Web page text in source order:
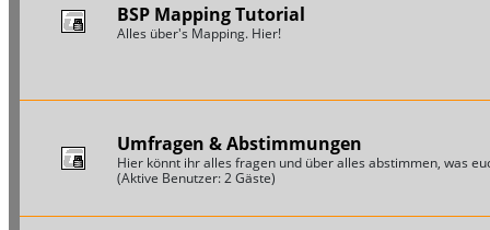
BSP Mapping Tutorial
Alles über's Mapping. Hier!
Umfragen & Abstimmungen
Hier könnt ihr alles fragen und über alles abstimmen, was
(Aktive Benutzer: 2 Gäste)